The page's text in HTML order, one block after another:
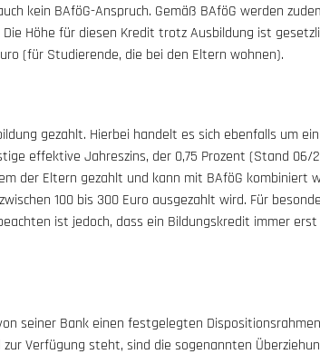
kein BAföG-Anspruch. Gemäß BAföG werden
Höhe für diesen Kredit trotz Ausbildung ist
(für Studierende, die bei den Eltern wohnen).
gezahlt. Hierbei handelt es sich ebenfalls um
effektive Jahreszins, der 0,75 Prozent (Stand 06/
der Eltern gezahlt und kann mit BAföG kombiniert
100 bis 300 Euro ausgezahlt wird. Für
ist jedoch, dass ein Bildungskredit immer
seiner Bank einen festgelegten
Verfügung steht, sind die sogenannten